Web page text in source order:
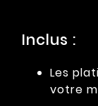
Inclus :
Les
votre